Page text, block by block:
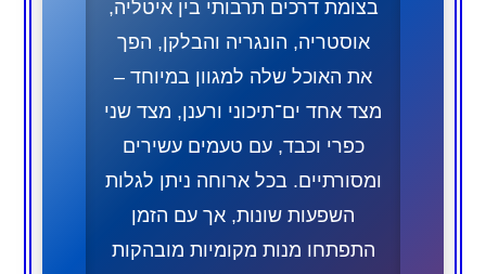
בצומת דרכים תרבותי בין איטליה,
אוסטריה, הונגריה והבלקן, הפך
את האוכל שלה למגוון במיוחד –
מצד אחד ים־תיכוני ורענן, מצד שני
כפרי וכבד, עם טעמים עשירים
ומסורתיים. בכל ארוחה ניתן לגלות
השפעות שונות, אך עם הזמן
התפתחו מנות מקומיות מובהקות